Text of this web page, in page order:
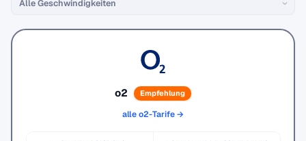
o2 Empfehlung
alle o2-Tarife →